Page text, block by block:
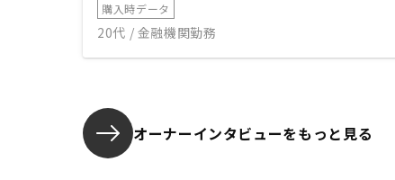
購入時データ
20代 / 金融機関勤務
オーナーインタビューをもっと見る